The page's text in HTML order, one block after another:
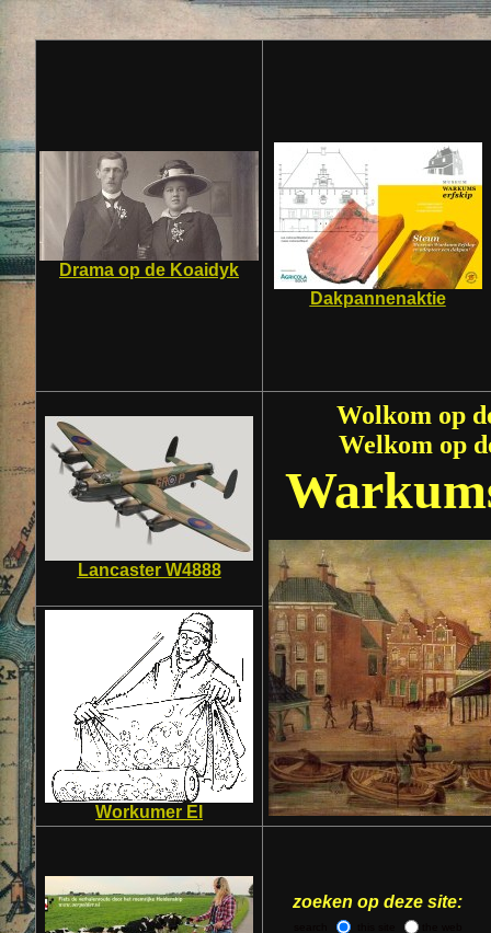
Drama op de Koaidyk
Dakpannenaktie
Lancaster W4888
Wolkom op
Welkom op
Workumer El
zoeken op deze site: